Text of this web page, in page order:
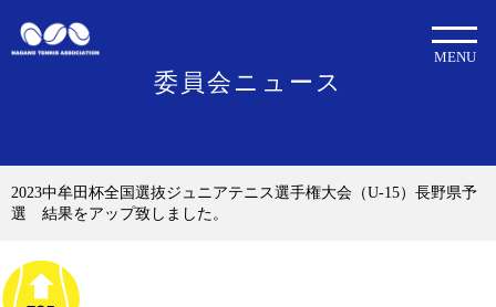
委員会ニュース
MENU
2023中牟田杯全国選抜ジュニアテニス選手権大会（U-15）長野県予
選 結果をアップ致しました。